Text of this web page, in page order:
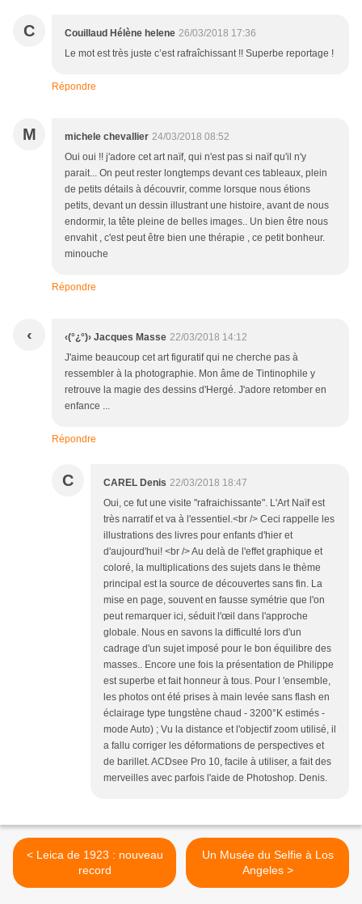
C Couillaud Hélène helene 26/03/2018 17:36
Le mot est très juste c’est rafraîchissant !! Superbe reportage !
Répondre
M michele chevallier 24/03/2018 08:52
Oui oui !! j'adore cet art naïf, qui n'est pas si naïf qu'il n'y
parait... On peut rester longtemps devant ces tableaux, plein
de petits détails à découvrir, comme lorsque nous étions
petits, devant un dessin illustrant une histoire, avant de nous
endormir, la tête pleine de belles images.. Un bien être nous
envahit , c'est peut être bien une thérapie , ce petit bonheur.
minouche
Répondre
‹ ‹(°¿°)› Jacques Masse 22/03/2018 14:12
J'aime beaucoup cet art figuratif qui ne cherche pas à
ressembler à la photographie. Mon âme de Tintinophile y
retrouve la magie des dessins d'Hergé. J'adore retomber en
enfance ...
Répondre
C CAREL Denis 22/03/2018 18:47
Oui, ce fut une visite "rafraichissante". L'Art Naïf est
très narratif et va à l'essentiel.<br /> Ceci rappelle les
illustrations des livres pour enfants d'hier et
d'aujourd'hui! <br /> Au delà de l'effet graphique et
coloré, la multiplications des sujets dans le thème
principal est la source de découvertes sans fin. La
mise en page, souvent en fausse symétrie que l'on
peut remarquer ici, séduit l'œil dans l'approche
globale. Nous en savons la difficulté lors d'un
cadrage d'un sujet imposé pour le bon équilibre des
masses.. Encore une fois la présentation de Philippe
est superbe et fait honneur à tous. Pour l 'ensemble,
les photos ont été prises à main levée sans flash en
éclairage type tungstène chaud - 3200°K estimés -
mode Auto) ; Vu la distance et l'objectif zoom utilisé, il
a fallu corriger les déformations de perspectives et
de barillet. ACDsee Pro 10, facile à utiliser, a fait des
merveilles avec parfois l'aide de Photoshop. Denis.
< Leica de 1923 : nouveau
record
Un Musée du Selfie à Los
Angeles >